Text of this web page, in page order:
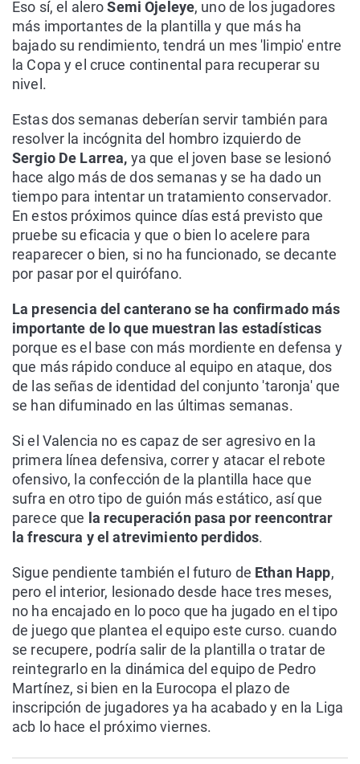
Eso sí, el aleroSemi Ojeleye, uno de los jugadores
más importantes de la plantilla y que más ha
bajado su rendimiento, tendrá un mes 'limpio' entre
la Copa y el cruce continental para recuperar su
nivel.
Estas dos semanas deberían servir también para
resolver la incógnita del hombro izquierdo de
Sergio De Larrea, ya que el joven base se lesionó
hace algo más de dos semanas y se ha dado un
tiempo para intentar un tratamiento conservador.
En estos próximos quince días está previsto que
pruebe su eficacia y que o bien lo acelere para
reaparecer o bien, si no ha funcionado, se decante
por pasar por el quirófano.
La presencia del canterano se ha confirmado más
importante de lo que muestran las estadísticas
porque es el base con más mordiente en defensa y
que más rápido conduce al equipo en ataque, dos
de las señas de identidad del conjunto 'taronja' que
se han difuminado en las últimas semanas.
Si el Valencia no es capaz de ser agresivo en la
primera línea defensiva, correr y atacar el rebote
ofensivo, la confección de la plantilla hace que
sufra en otro tipo de guión más estático, así que
parece que la recuperación pasa por reencontrar
la frescura y el atrevimiento perdidos.
Sigue pendiente también el futuro de Ethan Happ,
pero el interior, lesionado desde hace tres meses,
no ha encajado en lo poco que ha jugado en el tipo
de juego que plantea el equipo este curso. cuando
se recupere, podría salir de la plantilla o tratar de
reintegrarlo en la dinámica del equipo de Pedro
Martínez, si bien en la Eurocopa el plazo de
inscripción de jugadores ya ha acabado y en la Liga
acb lo hace el próximo viernes.